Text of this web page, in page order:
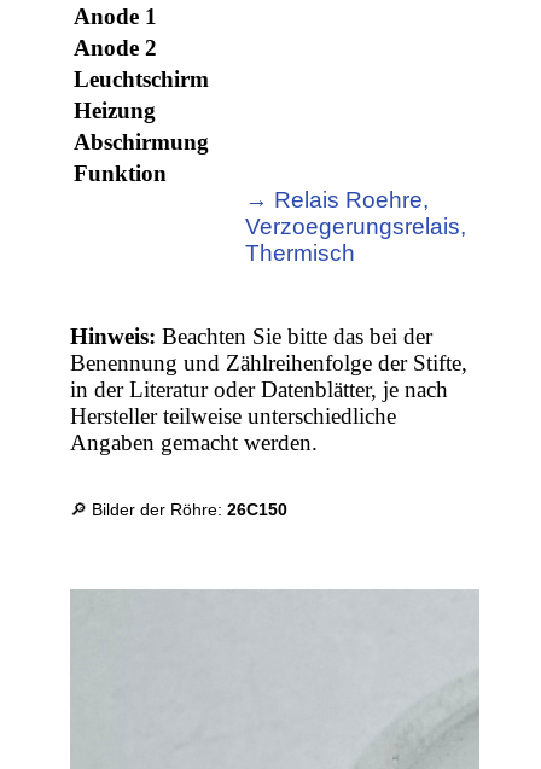
Anode 1
Anode 2
Leuchtschirm
Heizung
Abschirmung
Funktion
→ Relais Roehre,
Verzoegerungsrelais,
Thermisch
Hinweis: Beachten Sie bitte das bei der
Benennung und Zählreihenfolge der Stifte,
in der Literatur oder Datenblätter, je nach
Hersteller teilweise unterschiedliche
Angaben gemacht werden.
🔎 Bilder der Röhre:26C150